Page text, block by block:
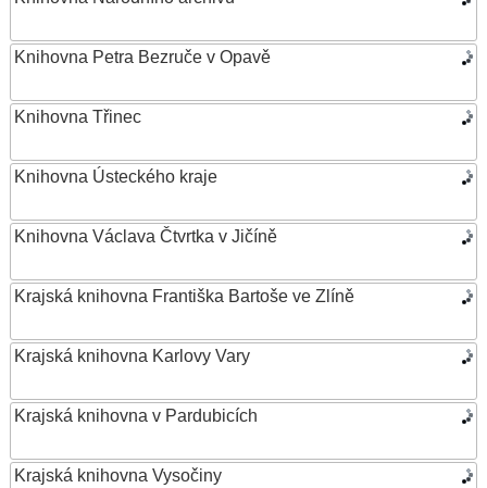
Knihovna Petra Bezruče v Opavě
Knihovna Třinec
Knihovna Ústeckého kraje
Knihovna Václava Čtvrtka v Jičíně
Krajská knihovna Františka Bartoše ve Zlíně
Krajská knihovna Karlovy Vary
Krajská knihovna v Pardubicích
Krajská knihovna Vysočiny